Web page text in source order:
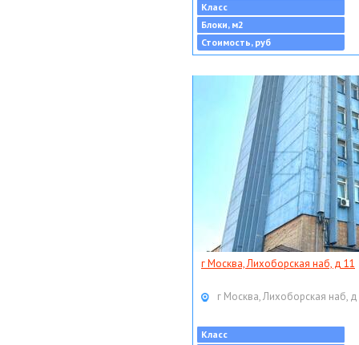
Класс
Блоки, м2
Стоимость, руб
г Москва, Лихоборская наб, д 11
г Москва, Лихоборская наб,
Класс